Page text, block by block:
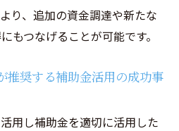
り、追加の資金調達や新たな
もつなげることが可能です。
推奨する補助金活用の成功事
用し補助金を適切に活用した